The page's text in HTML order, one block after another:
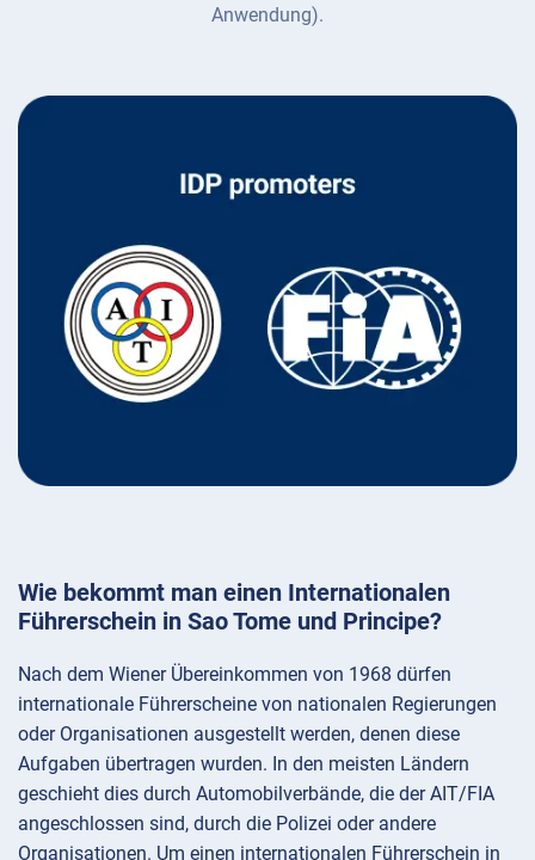
Anwendung).
Wie bekommt man einen Internationalen
Führerschein in Sao Tome und Principe?
Nach dem Wiener Übereinkommen von 1968 dürfen
internationale Führerscheine von nationalen Regierungen
oder Organisationen ausgestellt werden, denen diese
Aufgaben übertragen wurden. In den meisten Ländern
geschieht dies durch Automobilverbände, die der AIT/FIA
angeschlossen sind, durch die Polizei oder andere
Organisationen. Um einen internationalen Führerschein in